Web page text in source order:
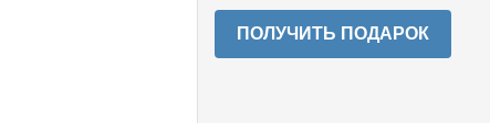
ПОЛУЧИТЬ ПОДАРОК